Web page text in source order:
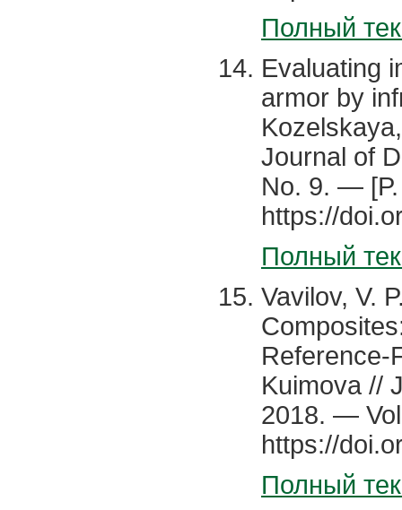
Полный
Evaluating
armor by
Journal of
No. 9. —
https://
Полный
Vavilov, V.
Reference-
Kuimova //
2018. —
https://
Полный